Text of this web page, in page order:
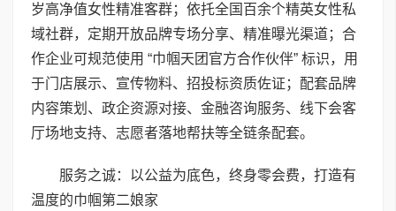
岁高净值女性精准客群；依托全国百余个精英女性私
域社群，定期开放品牌专场分享、精准曝光渠道；合
作企业可规范使用 “巾帼天团官方合作伙伴” 标识，用
于门店展示、宣传物料、招投标资质佐证；配套品牌
内容策划、政企资源对接、金融咨询服务、线下会客
厅场地支持、志愿者落地帮扶等全链条配套。
服务之诚：以公益为底色，终身零会费，打造有
温度的巾帼第二娘家